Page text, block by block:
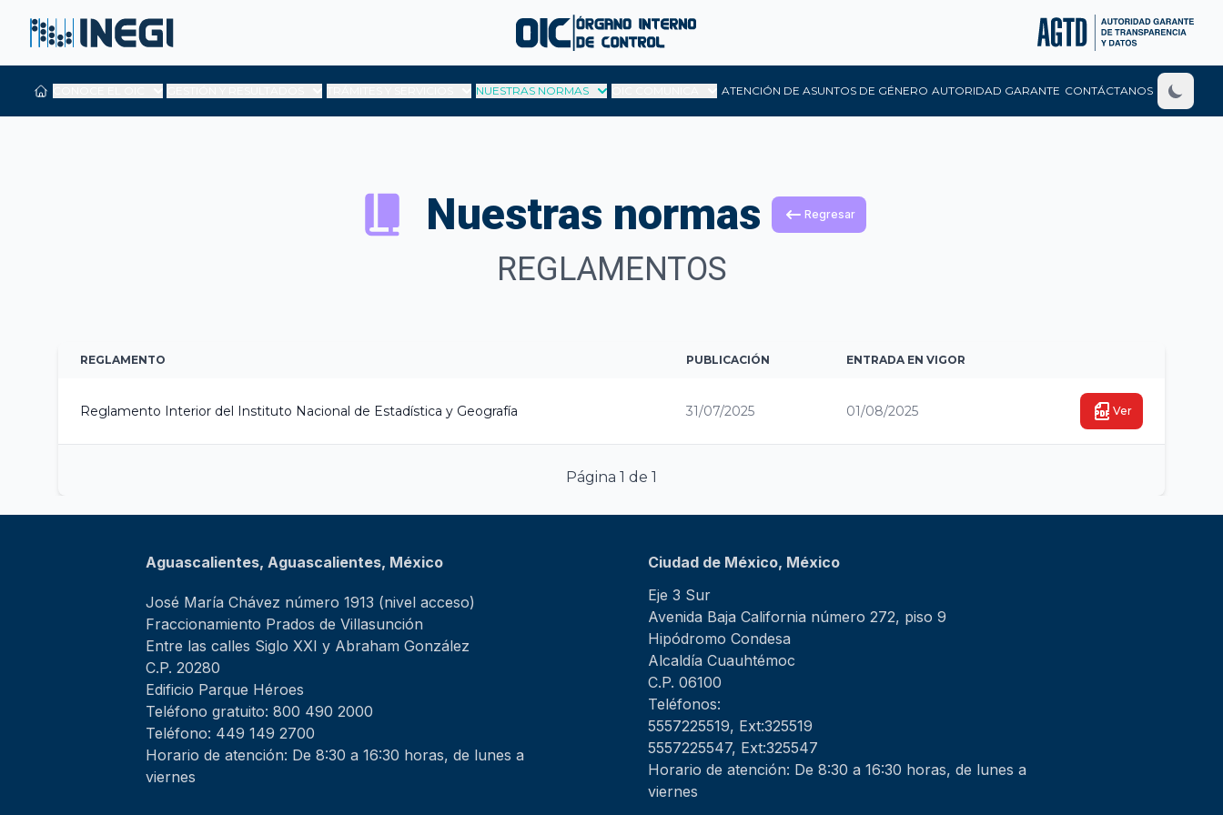
NUESTRAS NORMAS ATENCIÓN DE ASUNTOS DE GÉNERO AUTORIDAD GARANTE CONTÁCTANOS
Nuestras normas Regresar
REGLAMENTOS
REGLAMENTO PUBLICACIÓN ENTRADA EN VIGOR
Reglamento Interior del Instituto Nacional de Estadística y Geografía 31/07/2025 01/08/2025 Ver
Página 1 de 1
Aguascalientes, Aguascalientes, México
José María Chávez número 1913 (nivel acceso)
Fraccionamiento Prados de Villasunción
Entre las calles Siglo XXI y Abraham González
C.P. 20280
Edificio Parque Héroes
Teléfono gratuito: 800 490 2000
Teléfono: 449 149 2700
Horario de atención: De 8:30 a 16:30 horas, de lunes a
viernes
Ciudad de México, México
Eje 3 Sur
Avenida Baja California número 272, piso 9
Hipódromo Condesa
Alcaldía Cuauhtémoc
C.P. 06100
Teléfonos:
5557225519, Ext:325519
5557225547, Ext:325547
Horario de atención: De 8:30 a 16:30 horas, de lunes a
viernes